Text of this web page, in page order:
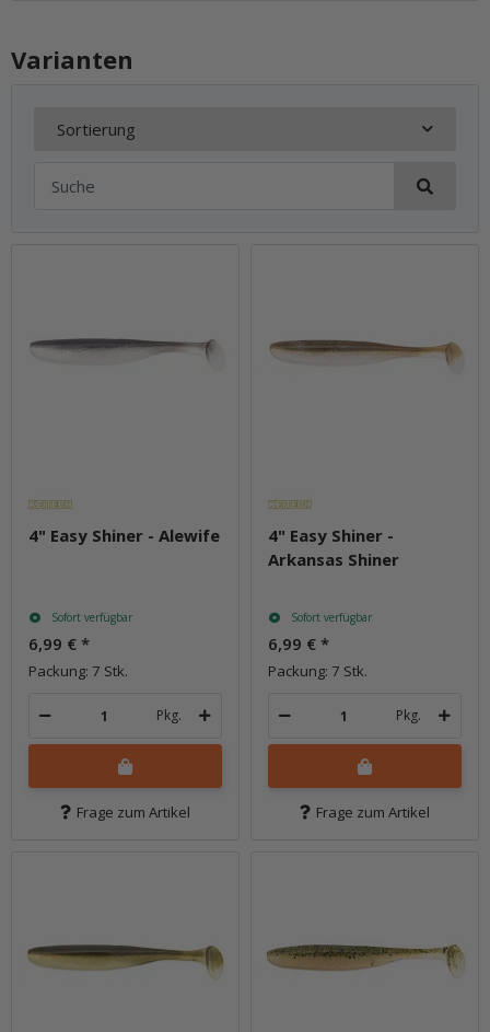
Varianten
Sortierung
4" Easy Shiner - Alewife
Sofort verfügbar
6,99 € *
Packung: 7 Stk.
Pkg.
Frage zum Artikel
4" Easy Shiner -
Arkansas Shiner
Sofort verfügbar
6,99 € *
Packung: 7 Stk.
Pkg.
Frage zum Artikel